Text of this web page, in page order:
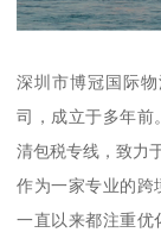
深圳市博冠国际
司，成立于多年前
清包税专线，致力
作为一家专业的跨
一直以来都注重优